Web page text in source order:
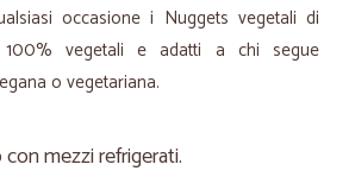
occasione i Nuggets vegetali di
vegetali e adatti a chi segue
o vegetariana.
mezzi refrigerati.